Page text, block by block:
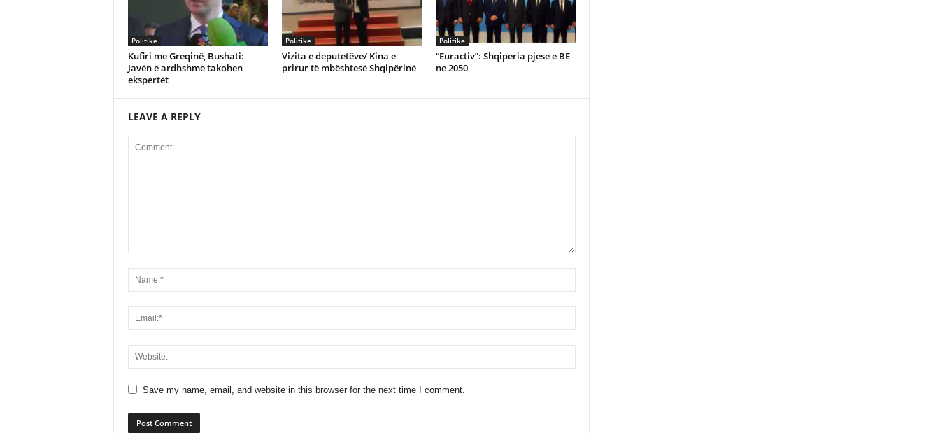
Politike
Kufiri me Greqinë, Bushati:
Javën e ardhshme takohen
ekspertët
Politike
Vizita e deputetëve/ Kina e
prirur të mbështesë Shqipërinë
Politike
“Euractiv”: Shqiperia pjese e BE
ne 2050
LEAVE A REPLY
Save my name, email, and website in this browser for the next time I comment.